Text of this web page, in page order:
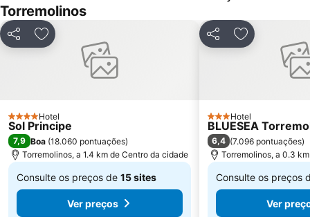
Convention & Exhibition Centre of Marbella
Puerto Cabopino
Los Álamos
Paseo Maritimo Marbella
Vialia Estación María Zambrano
Cruz de Humilladero
Paseo Marítimo Rey de España
Churriana
Los Boliches - Las Gaviotas
De Calahonda
Plaza Mayor
4 de Diciembre
Baños del Carmen
Museo de Artes Marineras de Torre de Benagalbón
Torremolinos
PartilharAdicionar aos favoritos
4 Estrelas
Hotel
Sol Principe
7,9 Boa (18.060 pontuações)
Torremolinos, a 1.4 km de Centro da cidade
Consulte os preços de 15 sites
De
€ 104 Ver preços
PartilharAdicionar
3 Estrelas
Hotel
BLUESEA
6,4 (7.096 pontuações)
Torremolinos, a 0.3
Consulte os preços
De
€ 38 Ver